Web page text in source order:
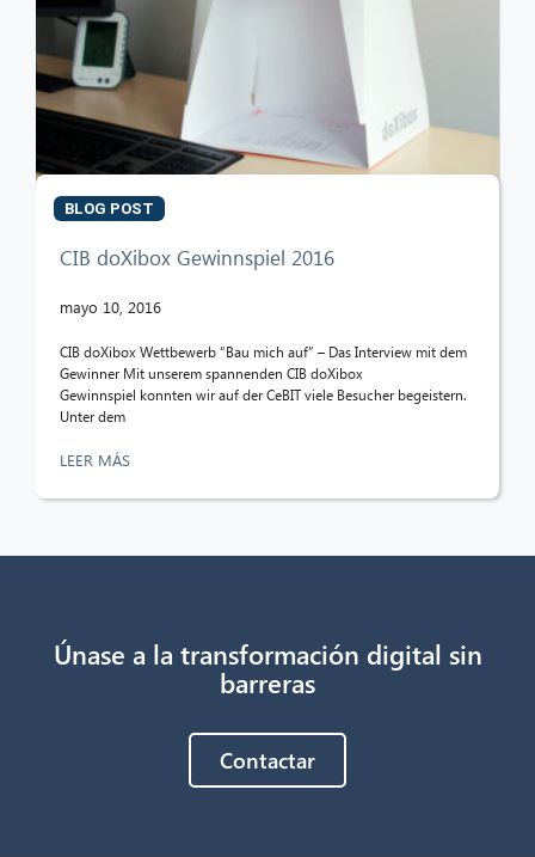
BLOG POST
CIB doXibox Gewinnspiel 2016
mayo 10, 2016
CIB doXibox Wettbewerb “Bau mich auf” – Das Interview mit dem
Gewinner Mit unserem spannenden CIB doXibox
Gewinnspiel konnten wir auf der CeBIT viele Besucher begeistern.
Unter dem
LEER MÁS
Únase a la transformación digital sin
barreras
Contactar